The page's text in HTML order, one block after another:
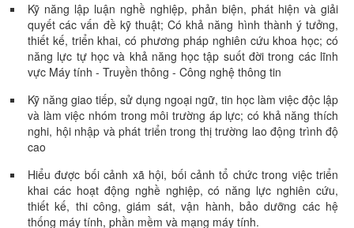
Kỹ năng lập luận nghề nghiệp, phản biện, phát hiện và giải
quyết các vấn đề kỹ thuật; Có khả năng hình thành ý tưởng,
thiết kế, triển khai, có phương pháp nghiên cứu khoa học; có
năng lực tự học và khả năng học tập suốt đời trong các lĩnh
vực Máy tính - Truyền thông - Công nghệ thông tin
Kỹ năng giao tiếp, sử dụng ngoại ngữ, tin học làm việc độc lập
và làm việc nhóm trong môi trường áp lực; có khả năng thích
nghi, hội nhập và phát triển trong thị trường lao động trình độ
cao
Hiểu được bối cảnh xã hội, bối cảnh tổ chức trong việc triển
khai các hoạt động nghề nghiệp, có năng lực nghiên cứu,
thiết kế, thi công, giám sát, vận hành, bảo dưỡng các hệ
thống máy tính, phần mềm và mạng máy tính.